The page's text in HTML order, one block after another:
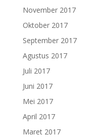
November 2017
Oktober 2017
September 2017
Agustus 2017
Juli 2017
Juni 2017
Mei 2017
April 2017
Maret 2017